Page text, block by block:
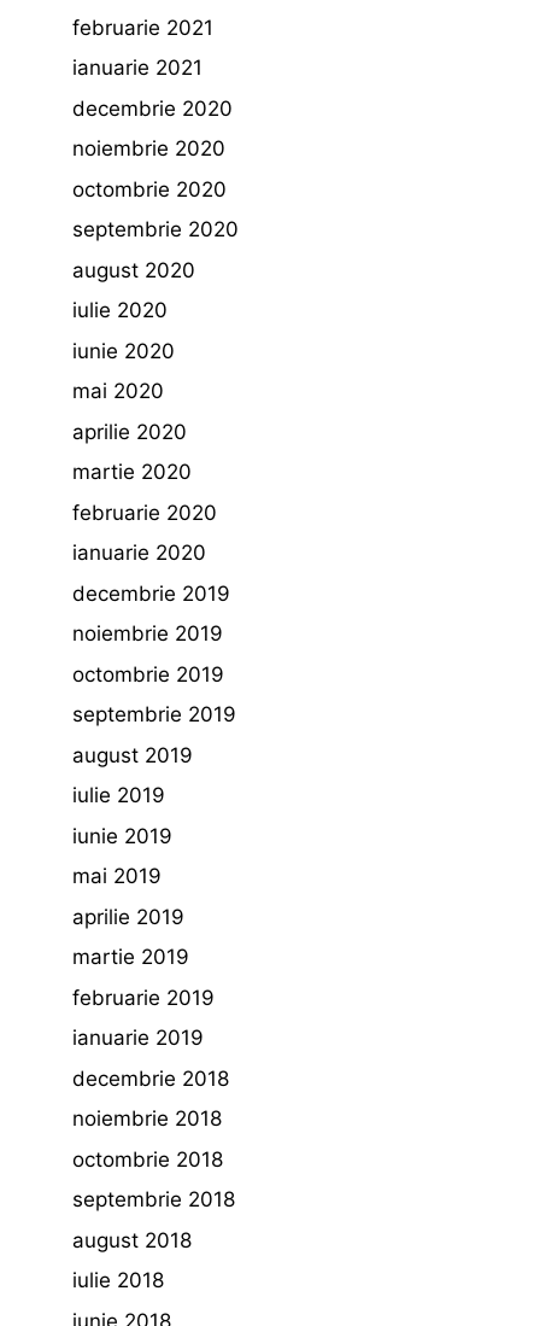
februarie 2021
ianuarie 2021
decembrie 2020
noiembrie 2020
octombrie 2020
septembrie 2020
august 2020
iulie 2020
iunie 2020
mai 2020
aprilie 2020
martie 2020
februarie 2020
ianuarie 2020
decembrie 2019
noiembrie 2019
octombrie 2019
septembrie 2019
august 2019
iulie 2019
iunie 2019
mai 2019
aprilie 2019
martie 2019
februarie 2019
ianuarie 2019
decembrie 2018
noiembrie 2018
octombrie 2018
septembrie 2018
august 2018
iulie 2018
iunie 2018